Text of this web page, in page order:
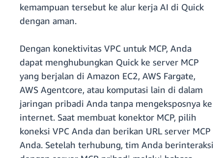
kemampuan tersebut ke alur kerja AI di Quick
dengan aman.
Dengan konektivitas VPC untuk MCP, Anda
dapat menghubungkan Quick ke server MCP
yang berjalan di Amazon EC2, AWS Fargate,
AWS Agentcore, atau komputasi lain di dalam
jaringan pribadi Anda tanpa mengeksposnya ke
internet. Saat membuat konektor MCP, pilih
koneksi VPC Anda dan berikan URL server MCP
Anda. Setelah terhubung, tim Anda berinteraksi